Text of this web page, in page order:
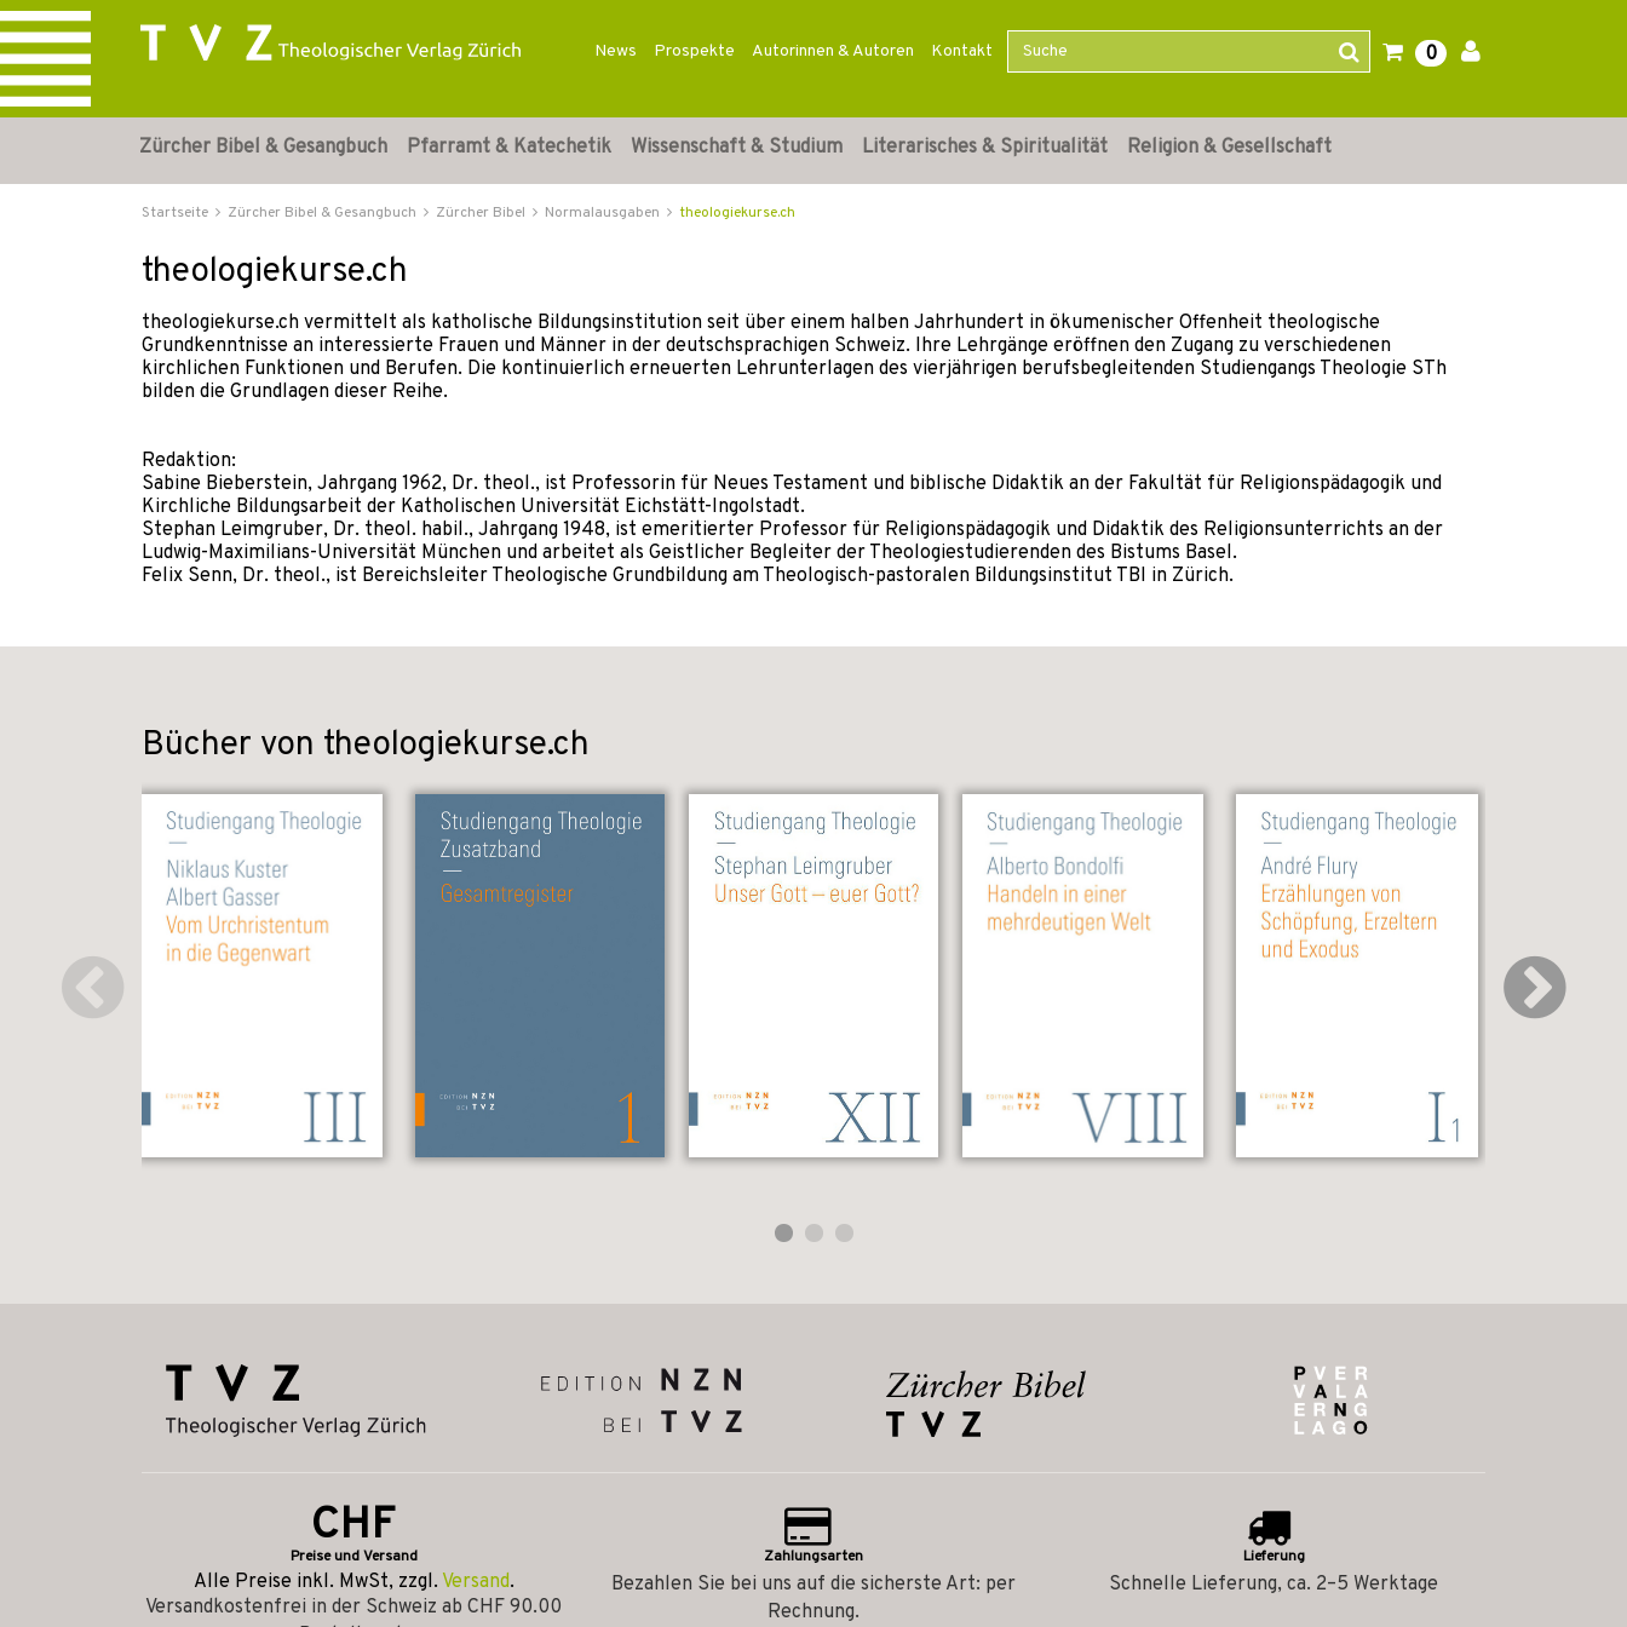
News Prospekte Autorinnen & Autoren Kontakt 0
Zürcher Bibel & Gesangbuch Pfarramt & Katechetik Wissenschaft & Studium Literarisches & Spiritualität Religion & Gesellschaft
Startseite Zürcher Bibel & Gesangbuch Zürcher Bibel Normalausgaben theologiekurse.ch
theologiekurse.ch
theologiekurse.ch vermittelt als katholische Bildungsinstitution seit über einem halben Jahrhundert in ökumenischer Offenheit theologische
Grundkenntnisse an interessierte Frauen und Männer in der deutschsprachigen Schweiz. Ihre Lehrgänge eröffnen den Zugang zu verschiedenen
kirchlichen Funktionen und Berufen. Die kontinuierlich erneuerten Lehrunterlagen des vierjährigen berufsbegleitenden Studiengangs Theologie STh
bilden die Grundlagen dieser Reihe.
Redaktion:
Sabine Bieberstein, Jahrgang 1962, Dr. theol., ist Professorin für Neues Testament und biblische Didaktik an der Fakultät für Religionspädagogik und
Kirchliche Bildungsarbeit der Katholischen Universität Eichstätt-Ingolstadt.
Stephan Leimgruber, Dr. theol. habil., Jahrgang 1948, ist emeritierter Professor für Religionspädagogik und Didaktik des Religionsunterrichts an der
Ludwig-Maximilians-Universität München und arbeitet als Geistlicher Begleiter der Theologiestudierenden des Bistums Basel.
Felix Senn, Dr. theol., ist Bereichsleiter Theologische Grundbildung am Theologisch-pastoralen Bildungsinstitut TBI in Zürich.
Bücher von theologiekurse.ch
CHF
Preise und Versand
Alle Preise inkl. MwSt, zzgl. Versand.
Versandkostenfrei in der Schweiz ab CHF 90.00
Zahlungsarten
Bezahlen Sie bei uns auf die sicherste Art: per
Rechnung.
Lieferung
Schnelle Lieferung, ca. 2–5 Werktage